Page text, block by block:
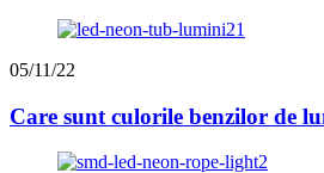
05/11/22
Care sunt culorile benzilor de